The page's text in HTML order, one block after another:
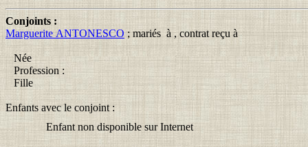
Conjoints :
Marguerite ANTONESCO ; mariés à , contrat reçu à
Née
Profession :
Fille
Enfants avec le conjoint :
Enfant non disponible sur Internet